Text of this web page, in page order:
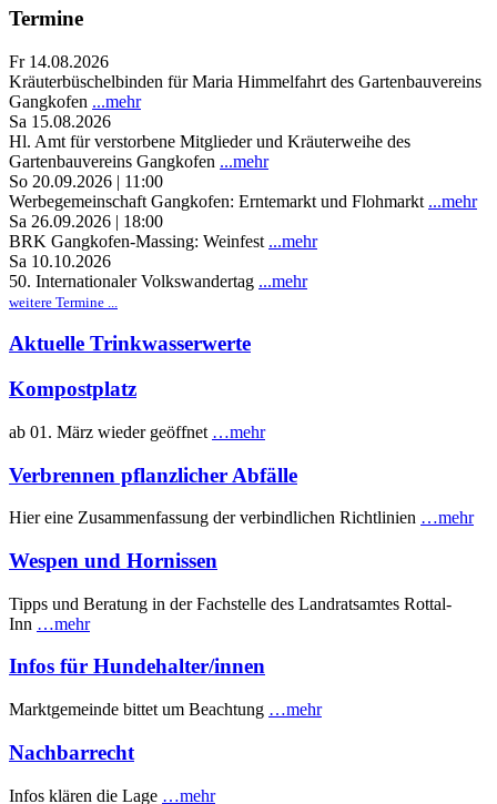
Termine
Fr 14.08.2026
Kräuterbüschelbinden für Maria Himmelfahrt des Gartenbauvereins
Gangkofen ...mehr
Sa 15.08.2026
Hl. Amt für verstorbene Mitglieder und Kräuterweihe des
Gartenbauvereins Gangkofen ...mehr
So 20.09.2026 | 11:00
Werbegemeinschaft Gangkofen: Erntemarkt und Flohmarkt ...mehr
Sa 26.09.2026 | 18:00
BRK Gangkofen-Massing: Weinfest ...mehr
Sa 10.10.2026
50. Internationaler Volkswandertag ...mehr
weitere Termine ...
Aktuelle Trinkwasserwerte
Kompostplatz
ab 01. März wieder geöffnet …mehr
Verbrennen pflanzlicher Abfälle
Hier eine Zusammenfassung der verbindlichen Richtlinien …mehr
Wespen und Hornissen
Tipps und Beratung in der Fachstelle des Landratsamtes Rottal-
Inn …mehr
Infos für Hundehalter/innen
Marktgemeinde bittet um Beachtung …mehr
Nachbarrecht
Infos klären die Lage …mehr